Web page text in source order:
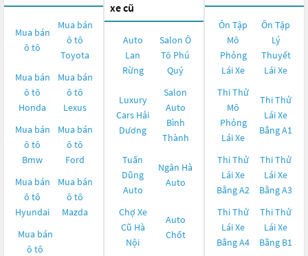
Mua bán
ô tô
Mua bán
ô tô
Toyota
Mua bán
ô tô
Honda
Mua bán
ô tô
Lexus
Mua bán
ô tô
Bmw
Mua bán
ô tô
Ford
Mua bán
ô tô
Hyundai
Mua bán
ô tô
Mazda
Mua bán
ô tô
xe cũ
Auto
Lan
Rừng
Salon Ô
Tô Phú
Quý
Luxury
Cars Hải
Dương
Salon
Auto
Bình
Thành
Tuấn
Dũng
Auto
Ngân Hà
Auto
Chợ Xe
Cũ Hà
Nội
Auto
Chốt
Ôn Tập
Mô
Phỏng
Lái Xe
Ôn Tập
Lý
Thuyết
Lái Xe
Thi Thử
Mô
Phỏng
Lái Xe
Thi Thử
Lái Xe
Bằng A1
Thi Thử
Lái Xe
Bằng A2
Thi Thử
Lái Xe
Bằng A3
Thi Thử
Lái Xe
Bằng A4
Thi Thử
Lái Xe
Bằng B1